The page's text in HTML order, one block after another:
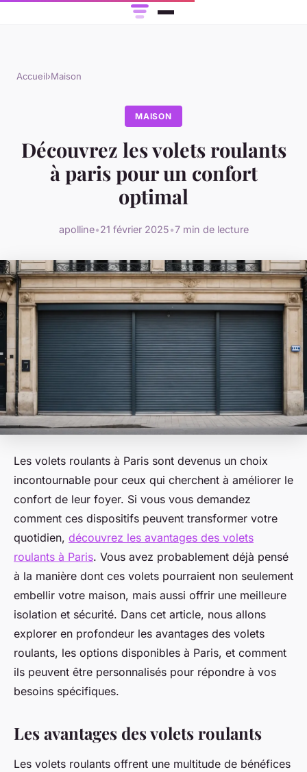
Accueil›Maison
MAISON
Découvrez les volets roulants
à paris pour un confort
optimal
apolline•21 février 2025•7 min de lecture
Les volets roulants à Paris sont devenus un choix
incontournable pour ceux qui cherchent à améliorer le
confort de leur foyer. Si vous vous demandez
comment ces dispositifs peuvent transformer votre
quotidien, découvrez les avantages des volets
roulants à Paris. Vous avez probablement déjà pensé
à la manière dont ces volets pourraient non seulement
embellir votre maison, mais aussi offrir une meilleure
isolation et sécurité. Dans cet article, nous allons
explorer en profondeur les avantages des volets
roulants, les options disponibles à Paris, et comment
ils peuvent être personnalisés pour répondre à vos
besoins spécifiques.
Les avantages des volets roulants
Les volets roulants offrent une multitude de bénéfices